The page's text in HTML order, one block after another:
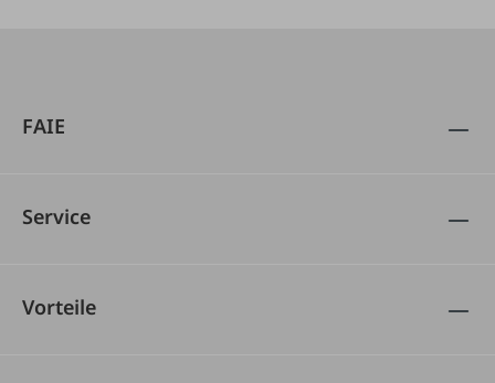
FAIE
Service
Vorteile